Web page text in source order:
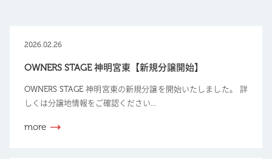
2026.02.26
OWNERS STAGE 神明宮東【新規分譲開始】
OWNERS STAGE 神明宮東の新規分譲を開始いたしました。 詳
しくは分譲地情報をご確認ください...
more